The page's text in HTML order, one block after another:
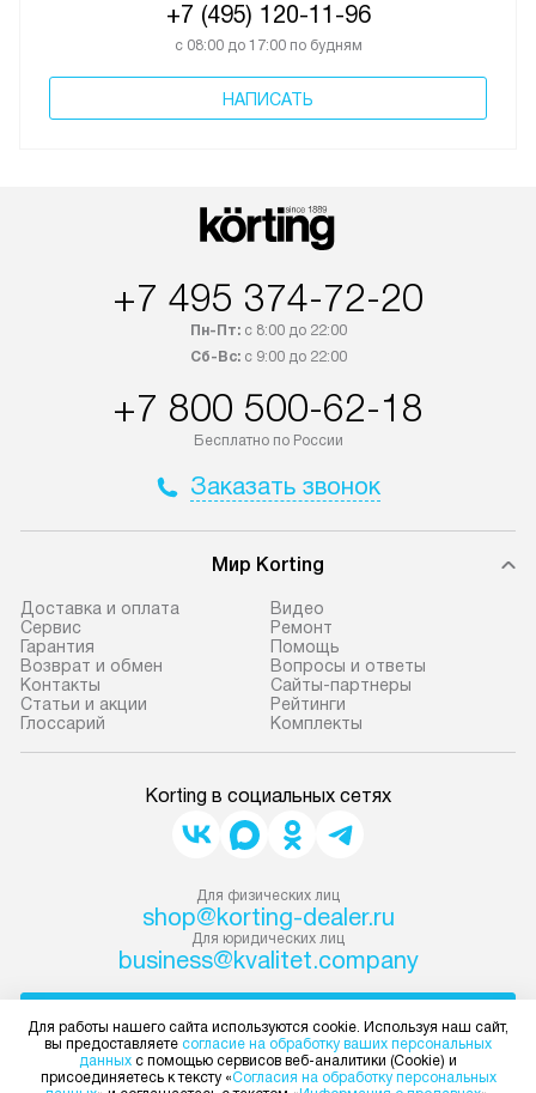
+7 (495) 120-11-96
с 08:00 до 17:00 по будням
НАПИСАТЬ
+7 495 374-72-20
Пн-Пт:с 8:00 до 22:00
Сб-Вс:с 9:00 до 22:00
+7 800 500-62-18
Бесплатно по России
Заказать звонок
Мир Korting
Доставка и оплата
Сервис
Гарантия
Возврат и обмен
Контакты
Статьи и акции
Глоссарий
Видео
Ремонт
Помощь
Вопросы и ответы
Сайты-партнеры
Рейтинги
Комплекты
Korting в социальных сетях
Для физических лиц
shop@korting-dealer.ru
Для юридических лиц
business@kvalitet.company
Политика конфиденциальности
Для работы нашего сайта используются cookie. Используя наш сайт,
вы предоставляете согласие на обработку ваших персональных
данных с помощью сервисов веб-аналитики (Cookie) и
присоединяетесь к тексту «Согласия на обработку персональных